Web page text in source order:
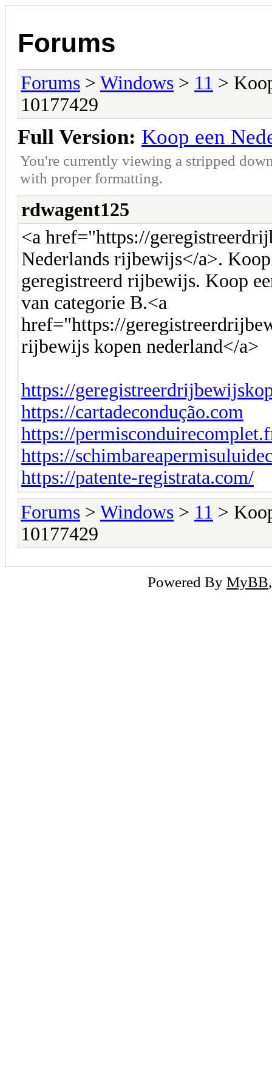
Forums
Forums > Windows > 11 >
10177429
Full Version: Koop een
You're currently viewing a stripped
with proper formatting.
rdwagent125
<a href="https://
Nederlands rijbewijs</a>.
geregistreerd rijbewijs. Koop
van categorie B.<a
href="https://
rijbewijs kopen nederland</a>
https://
https://cartadecondução.com
https://
https://
https://patente-registrata.com/
Forums > Windows > 11 >
10177429
Powered By MyBB